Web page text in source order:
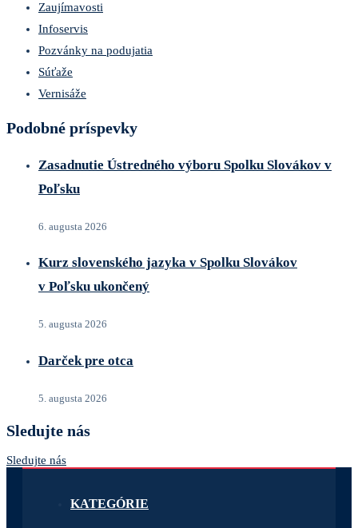
Zaujímavosti
Infoservis
Pozvánky na podujatia
Súťaže
Vernisáže
Podobné príspevky
Zasadnutie Ústredného výboru Spolku Slovákov v
Poľsku
6. augusta 2026
Kurz slovenského jazyka v Spolku Slovákov
v Poľsku ukončený
5. augusta 2026
Darček pre otca
5. augusta 2026
Sledujte nás
Sledujte nás
KATEGÓRIE